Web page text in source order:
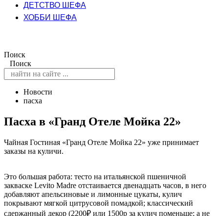
ДЕТСТВО ШЕФА
ХОББИ ШЕФА
Поиск
Поиск
Новости
пасха
Пасха в «Гранд Отеле Мойка 22»
Чайная Гостиная «Гранд Отеле Мойка 22» уже принимает
заказы на куличи.
Это большая работа: тесто на итальянской пшеничной
закваске Levito Madre отстаивается двенадцать часов, в него
добавляют апельсиновые и лимонные цукаты, кулич
покрывают мягкой цитрусовой помадкой; классический
сдержанный декор (2200₽ или 1500р за кулич поменьше; а не